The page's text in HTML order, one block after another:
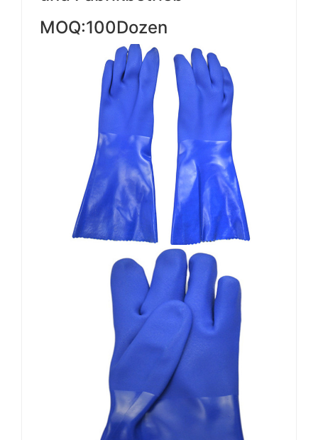
MOQ:100Dozen